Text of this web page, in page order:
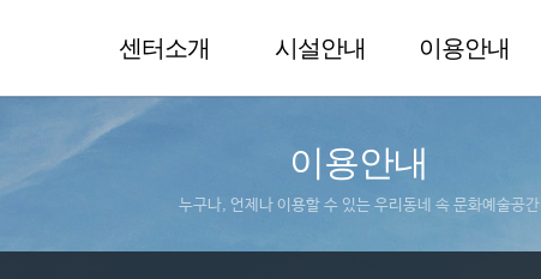
센터소개 시설안내 이용안내
이용안내
누구나, 언제나 이용할 수 있는 우리동네 속 문화예술공간